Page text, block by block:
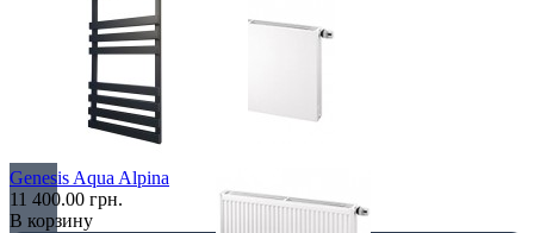
Плоские
Genesis Aqua Alpina
11 400.00 грн.
В корзину